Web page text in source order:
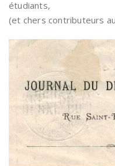
étudiants,
(et chers contributeurs